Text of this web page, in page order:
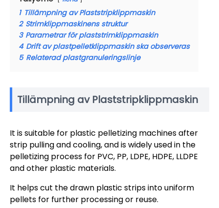
1 Tillämpning av Plaststripklippmaskin
2 Strimklippmaskinens struktur
3 Parametrar för plaststrimklippmaskin
4 Drift av plastpelletklippmaskin ska observeras
5 Relaterad plastgranuleringslinje
Tillämpning av Plaststripklippmaskin
It is suitable for plastic pelletizing machines after
strip pulling and cooling, and is widely used in the
pelletizing process for PVC, PP, LDPE, HDPE, LLDPE
and other plastic materials.
It helps cut the drawn plastic strips into uniform
pellets for further processing or reuse.